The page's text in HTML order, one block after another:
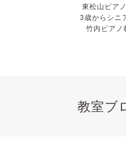
東松山ピア
3歳からシニ
竹内ピアノ
教室ブ